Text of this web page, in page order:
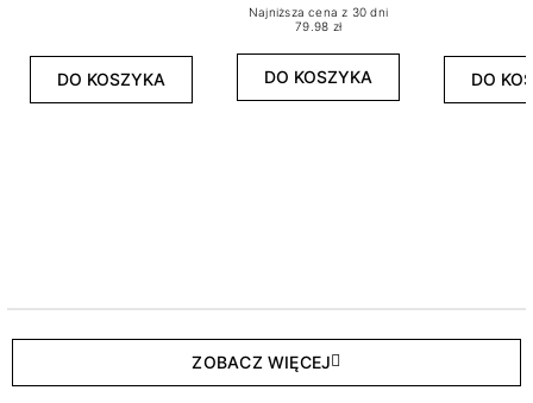
DO KOSZYKA
Najniższa cena z 30 dni
79.98 zł
DO KOSZYKA DO
ZOBACZ WIĘCEJ